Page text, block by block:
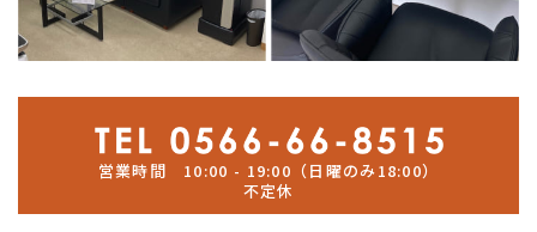
営業時間 10:00 - 19:00（日曜のみ18:00）
不定休